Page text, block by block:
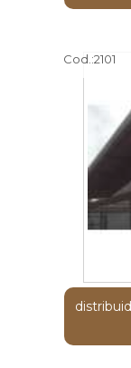
Cod.:2101